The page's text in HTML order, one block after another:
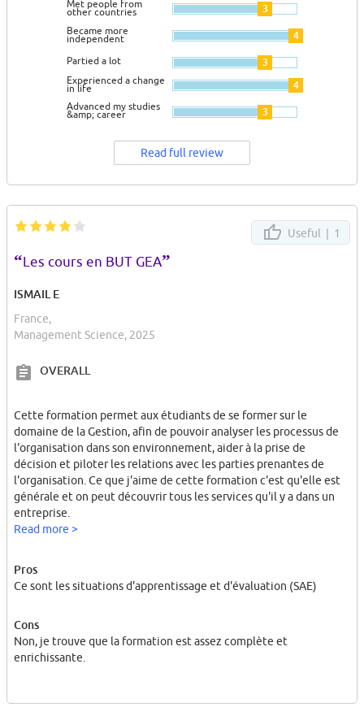
Met people from
other countries 3
Became more
independent 4
Partied a lot 3
Experienced a change
in life 4
Advanced my studies
&amp; career 3
Read full review
Useful | 1
“Les cours en BUT GEA”
ISMAIL E
France,
Management Science, 2025
OVERALL
Cette formation permet aux étudiants de se former sur le
domaine de la Gestion, afin de pouvoir analyser les processus de
l'organisation dans son environnement, aider à la prise de
décision et piloter les relations avec les parties prenantes de
l'organisation. Ce que j'aime de cette formation c'est qu'elle est
générale et on peut découvrir tous les services qu'il y a dans un
entreprise.
Read more >
Pros
Ce sont les situations d'apprentissage et d'évaluation (SAE)
Cons
Non, je trouve que la formation est assez complète et
enrichissante.